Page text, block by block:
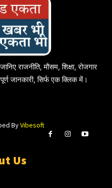
राजनीति, मौसम, शिक्षा, रोजगार
जानकारी, सिर्फ एक क्लिक में।
ByVibesoft
Us